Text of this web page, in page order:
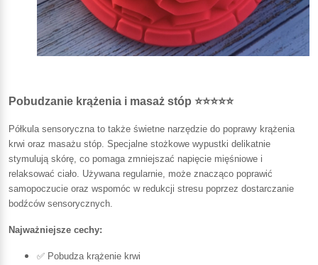
Pobudzanie krążenia i masaż stóp ⭐⭐⭐⭐⭐
Półkula sensoryczna to także świetne narzędzie do poprawy krążenia
krwi oraz masażu stóp. Specjalne stożkowe wypustki delikatnie
stymulują skórę, co pomaga zmniejszać napięcie mięśniowe i
relaksować ciało. Używana regularnie, może znacząco poprawić
samopoczucie oraz wspomóc w redukcji stresu poprzez dostarczanie
bodźców sensorycznych.
Najważniejsze cechy:
✅ Pobudza krążenie krwi